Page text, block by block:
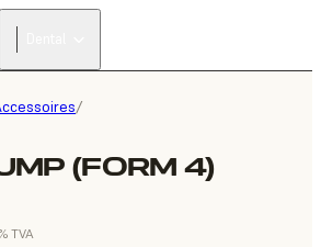
/
(FORM 4)
TVA